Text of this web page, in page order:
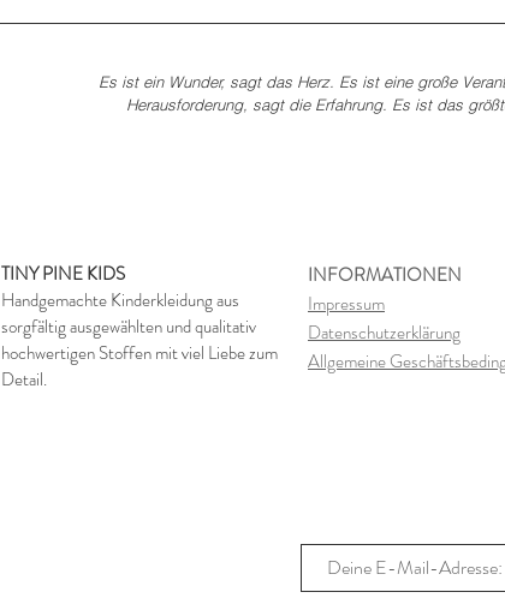
Es ist ein Wunder, sagt das Herz. Es ist eine große
Herausforderung, sagt die Erfahrung. Es ist das
TINY PINE KIDS
Handgemachte Kinderkleidung aus
sorgfältig ausgewählten und qualitativ
hochwertigen Stoffen mit viel Liebe zum
Detail.
INFORMATIONEN
Impressum
Datenschutzerklärung
Allgemeine